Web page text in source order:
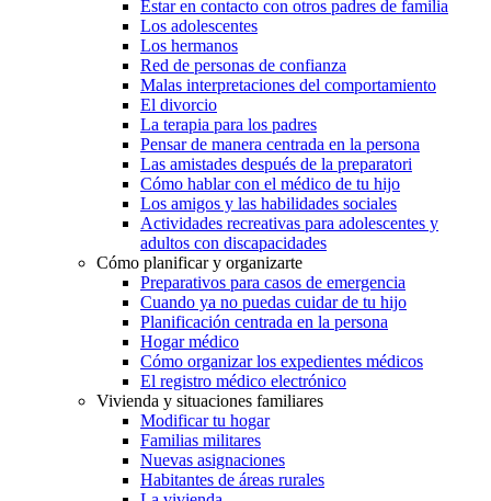
Estar en contacto con otros padres de familia
Los adolescentes
Los hermanos
Red de personas de confianza
Malas interpretaciones del comportamiento
El divorcio
La terapia para los padres
Pensar de manera centrada en la persona
Las amistades después de la preparatori
Cómo hablar con el médico de tu hijo
Los amigos y las habilidades sociales
Actividades recreativas para adolescentes y
adultos con discapacidades
Cómo planificar y organizarte
Preparativos para casos de emergencia
Cuando ya no puedas cuidar de tu hijo
Planificación centrada en la persona
Hogar médico
Cómo organizar los expedientes médicos
El registro médico electrónico
Vivienda y situaciones familiares
Modificar tu hogar
Familias militares
Nuevas asignaciones
Habitantes de áreas rurales